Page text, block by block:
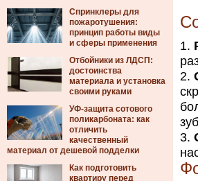
Спринклеры для
пожаротушения:
принцип работы виды
и сферы применения
Отбойники из ЛДСП:
достоинства
материала и установка
своими руками
УФ-защита сотового
поликарбоната: как
отличить
качественный
материал от дешевой подделки
Как подготовить
квартиру перед